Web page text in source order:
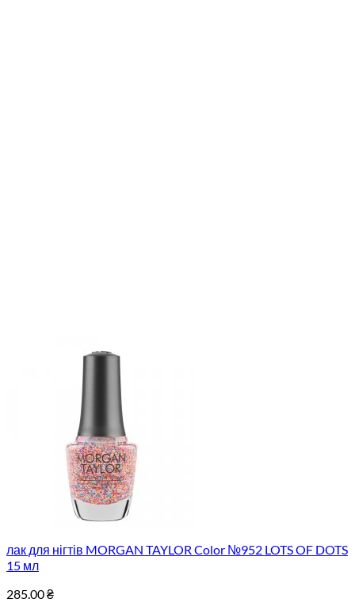
лак для нігтів MORGAN TAYLOR Color №952 LOTS OF DOTS
15 мл
285.00₴